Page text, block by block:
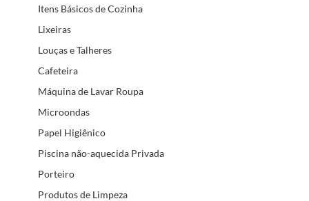
Itens Básicos de Cozinha
Lixeiras
Louças e Talheres
Cafeteira
Máquina de Lavar Roupa
Microondas
Papel Higiênico
Piscina não-aquecida Privada
Porteiro
Produtos de Limpeza